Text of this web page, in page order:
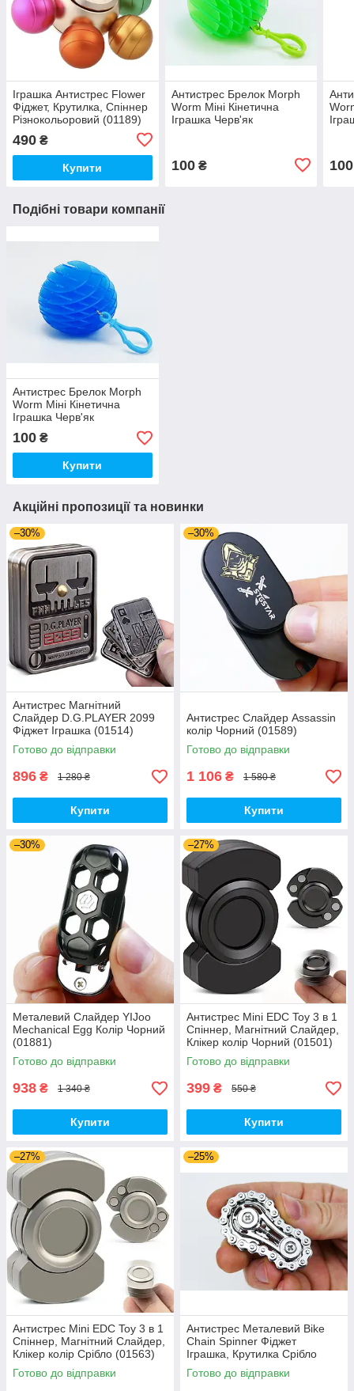
Іграшка Антистрес Flower
Фіджет, Крутилка, Спіннер
Різнокольоровий (01189)
490 ₴
Купити
Антистрес Брелок Morph
Worm Міні Кінетична
Іграшка Черв'як
100₴ 100
Подібні товари компанії
Антистрес Брелок Morph
Worm Міні Кінетична
Іграшка Черв'як
Розтягуючий Блакитний
(00504)
100 ₴
Купити
Акційні пропозиції та новинки
–30%
Антистрес Магнітний
Слайдер D.G.PLAYER 2099
Фіджет Іграшка (01514)
Готово до відправки
896 ₴ 1 280 ₴
Купити
–30%
Антистрес Слайдер Assassin
колір Чорний (01589)
Готово до відправки
1 106 ₴ 1 580 ₴
Купити
–30%
Металевий Слайдер YIJoo
Mechanical Egg Колір Чорний
(01881)
Готово до відправки
938 ₴ 1 340 ₴
Купити
–27%
Антистрес Mini EDC Toy 3 в 1
Спіннер, Магнітний Слайдер,
Клікер колір Чорний (01501)
Готово до відправки
399 ₴ 550 ₴
Купити
–27%
Антистрес Mini EDC Toy 3 в 1
Спіннер, Магнітний Слайдер,
Клікер колір Срібло (01563)
Готово до відправки
–25%
Антистрес Металевий Bike
Chain Spinner Фіджет
Іграшка, Крутилка Срібло
(01154)
Готово до відправки